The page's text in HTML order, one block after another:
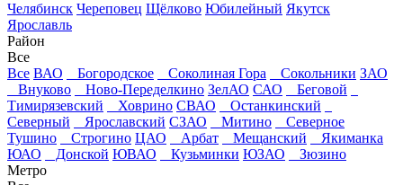
Челябинск Череповец Щёлково Юбилейный Якутск
Ярославль
Район
Все
Все ВАО Богородское Соколиная Гора Сокольники ЗАО
Внуково
Ново-Переделкино ЗелАО САО
Беговой
Тимирязевский
Ховрино СВАО
Останкинский
Северный
Ярославский СЗАО Митино
Северное
Тушино
Строгино ЦАО Арбат Мещанский
Якиманка
ЮАО
Донской ЮВАО Кузьминки ЮЗАО
Зюзино
Метро